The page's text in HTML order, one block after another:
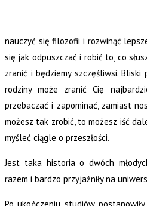
nauczyć się filozofii i rozwinąć
się jak odpuszczać i robić to, co
zranić i będziemy szczęśliwsi.
rodziny może zranić Cię
przebaczać i zapominać, zamiast
możesz tak zrobić, to możesz iść
myśleć ciągle o przeszłości.
Jest taka historia o dwóch
razem i bardzo przyjaźniły na